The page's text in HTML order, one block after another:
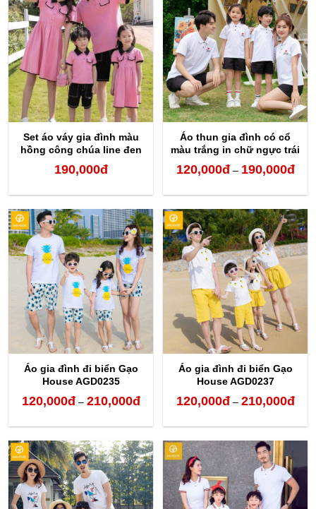
đến
210,000đ
đến
Set áo váy gia đình màu
hồng công chúa line đen
190,000đ
Áo thun gia đình có cổ
màu trắng in chữ ngực trái
120,000đ – 190,000đ
từ
đến
Áo gia đình đi biển Gạo
House AGD0235
120,000đ – 210,000đKhoảng
từ
120,000đ
đến
210,000đ
Áo gia đình đi biển Gạo
House AGD0237
120,000đ – 210,000đ
từ
đến